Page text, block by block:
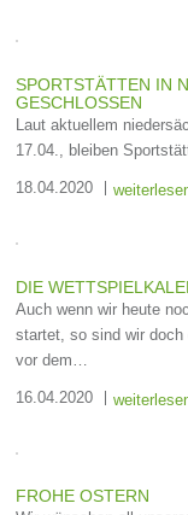
SPORTSTÄTTEN IN
GESCHLOSSEN
Laut aktuellem
17.04., bleiben
18.04.2020
DIE
Auch wenn wir heute
startet, so sind wir doch
vor dem…
16.04.2020
FROHE OSTERN